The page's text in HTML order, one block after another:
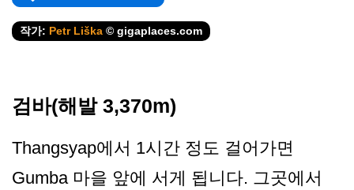
작가: Petr Liška © gigaplaces.com
검바(해발 3,370m)
Thangsyap에서 1시간 정도 걸어가면
Gumba 마을 앞에 서게 됩니다. 그곳에서